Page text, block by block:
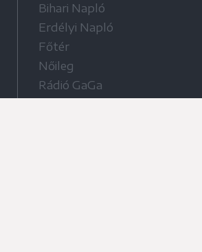
Bihari Napló
Erdélyi Napló
Főtér
Nőileg
Rádió GaGa